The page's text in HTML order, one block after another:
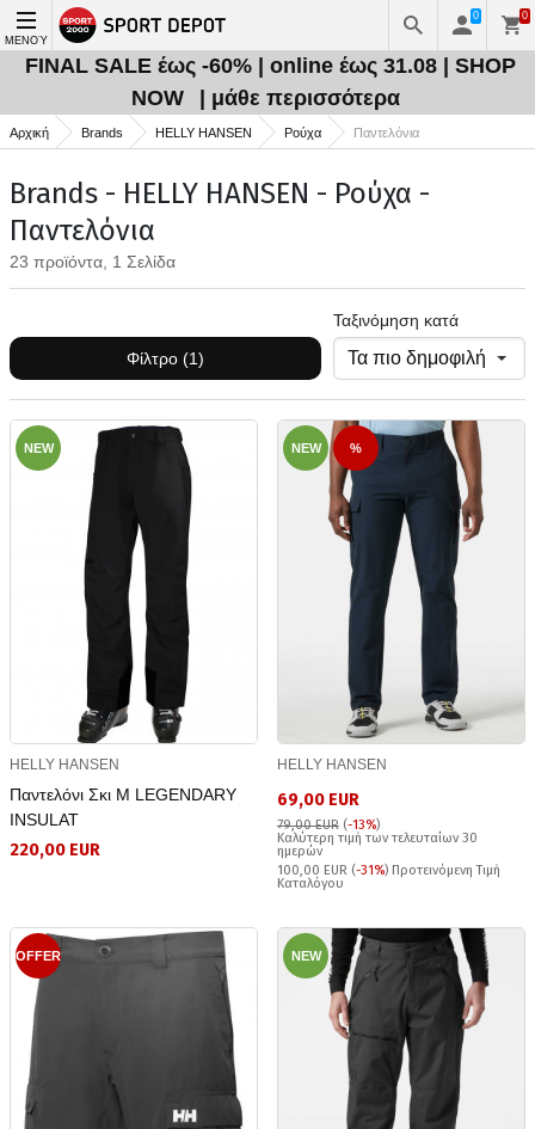
ΜΕΝΟΎ
0 0
FINAL SALE έως -60% | online έως 31.08 | SHOP
NOW
| μάθε περισσότερα
Αρχική Brands HELLY HANSEN Ρούχα Παντελόνια
Brands - HELLY HANSEN - Ρούχα -
Παντελόνια
23 προϊόντα, 1 Σελίδα
Φίλτρο (1)
Ταξινόμηση κατά
NEW
HELLY HANSEN
Παντελόνι Σκι Μ LEGENDARY
INSULAT
220,00 EUR
NEW %
HELLY HANSEN
69,00 EUR
79,00 EUR (-13%)
Καλύτερη τιμή των τελευταίων 30
ημερών
100,00 EUR (-31%) Προτεινόμενη Τιμή
Καταλόγου
OFFER NEW